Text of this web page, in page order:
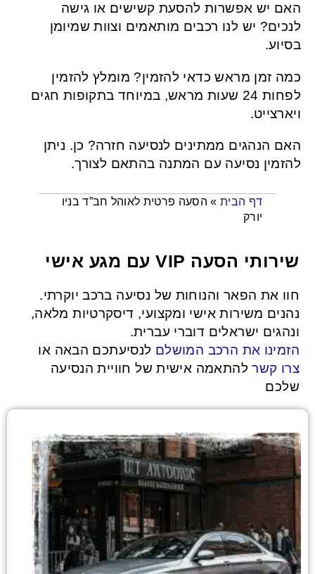
האם יש אפשרות להסעת קשישים או גישה
לנכים? יש לנו רכבים מותאמים וצוות שמיומן
בסיוע.
כמה זמן מראש כדאי להזמין? מומלץ להזמין
לפחות 24 שעות מראש, במיוחד בתקופות חגים
ויארצייט.
האם הנהגים ממתינים לנסיעה חזרה? כן. ניתן
להזמין נסיעה עם המתנה בהתאם לצורך.
דף הבית » הסעה פרטית לאוהל חב”ד בניו
יורק
שירותי הסעה VIP עם מגע אישי
חוו את הפאר והנוחות של נסיעה ברכב יוקרתי.
נהנים משירות אישי ומקצועי, דיסקרטיות מלאה,
ונהגים ישראלים דוברי עברית.
הזמינו את הרכב המושלם לנסיעתכם הבאה או
צרו קשרלהתאמה אישית של חוויית הנסיעה
שלכם